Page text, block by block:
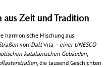
aus Zeit und Tradition
harmonische Mischung aus
von DaltVila – einer UNESCO-
katalanischen Gebäuden
, die tausend Geschichten